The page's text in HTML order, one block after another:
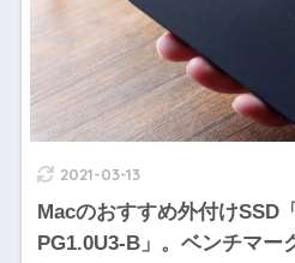
2021-03-13
Macのおすすめ外付けSSD
PG1.0U3-B」。ベンチマー